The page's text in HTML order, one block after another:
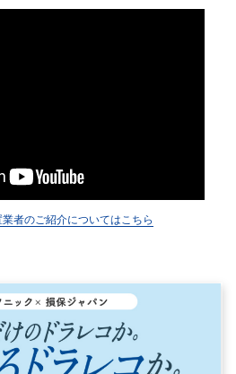
者のご紹介についてはこちら